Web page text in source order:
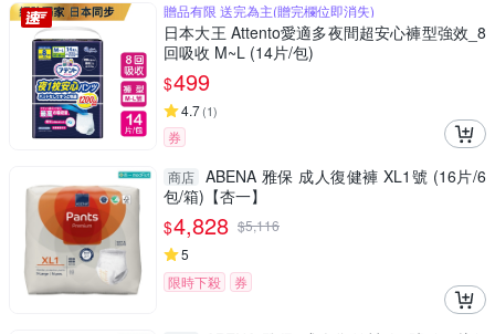
贈品有限 送完為主(贈完欄位即消失)
日本大王 Attento愛適多夜間超安心褲型強效_8
回吸收 M~L (14片/包)
$499
4.7(1)
券
商店 ABENA 雅保 成人復健褲 XL1號 (16片/6
包/箱)【杏一】
$4,828 $5,116
5
限時下殺
券